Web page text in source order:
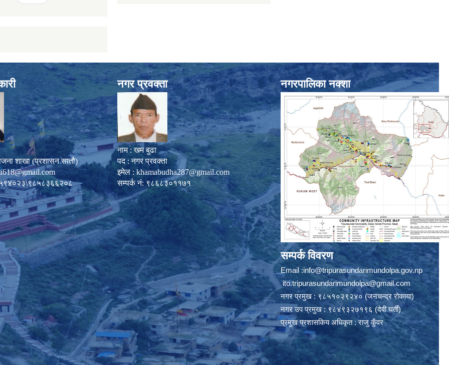
शाखा (प्रशासन सातौ)
नगर प्रवक्ता
नाम : खम बुढा
पद : नगर प्रवक्ता
इमेल : khamabudha287@gmail.com
सम्पर्क नं: ९८६८३०११७१
नगरपालिका नक्शा
सम्पर्क विवरण
Email :info@tripurasundarimundolpa.gov.np
ito.tripurasundarimundolpa@gmail.com
नगर प्रमुख : ९८५१०२९२४० (जनचन्द्र रोकाया)
नगर उप प्रमुख : ९८४९३२७१९६ (देवी घर्ती)
प्रमुख प्रशासकिय अधिकृत : राजु कुँवर